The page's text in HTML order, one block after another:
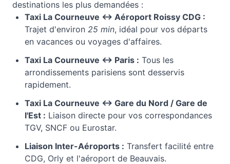
destinations les plus demandées :
Taxi La Courneuve ↔ Aéroport Roissy CDG :
Trajet d'environ 25 min, idéal pour vos départs
en vacances ou voyages d'affaires.
Taxi La Courneuve ↔ Paris : Tous les
arrondissements parisiens sont desservis
rapidement.
Taxi La Courneuve ↔ Gare du Nord / Gare de
l'Est : Liaison directe pour vos correspondances
TGV, SNCF ou Eurostar.
Liaison Inter-Aéroports : Transfert facilité entre
CDG, Orly et l'aéroport de Beauvais.